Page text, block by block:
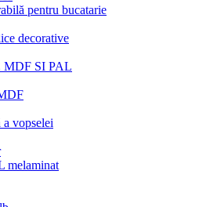
pentru bucatarie
decorative
MDF SI PAL
vopselei